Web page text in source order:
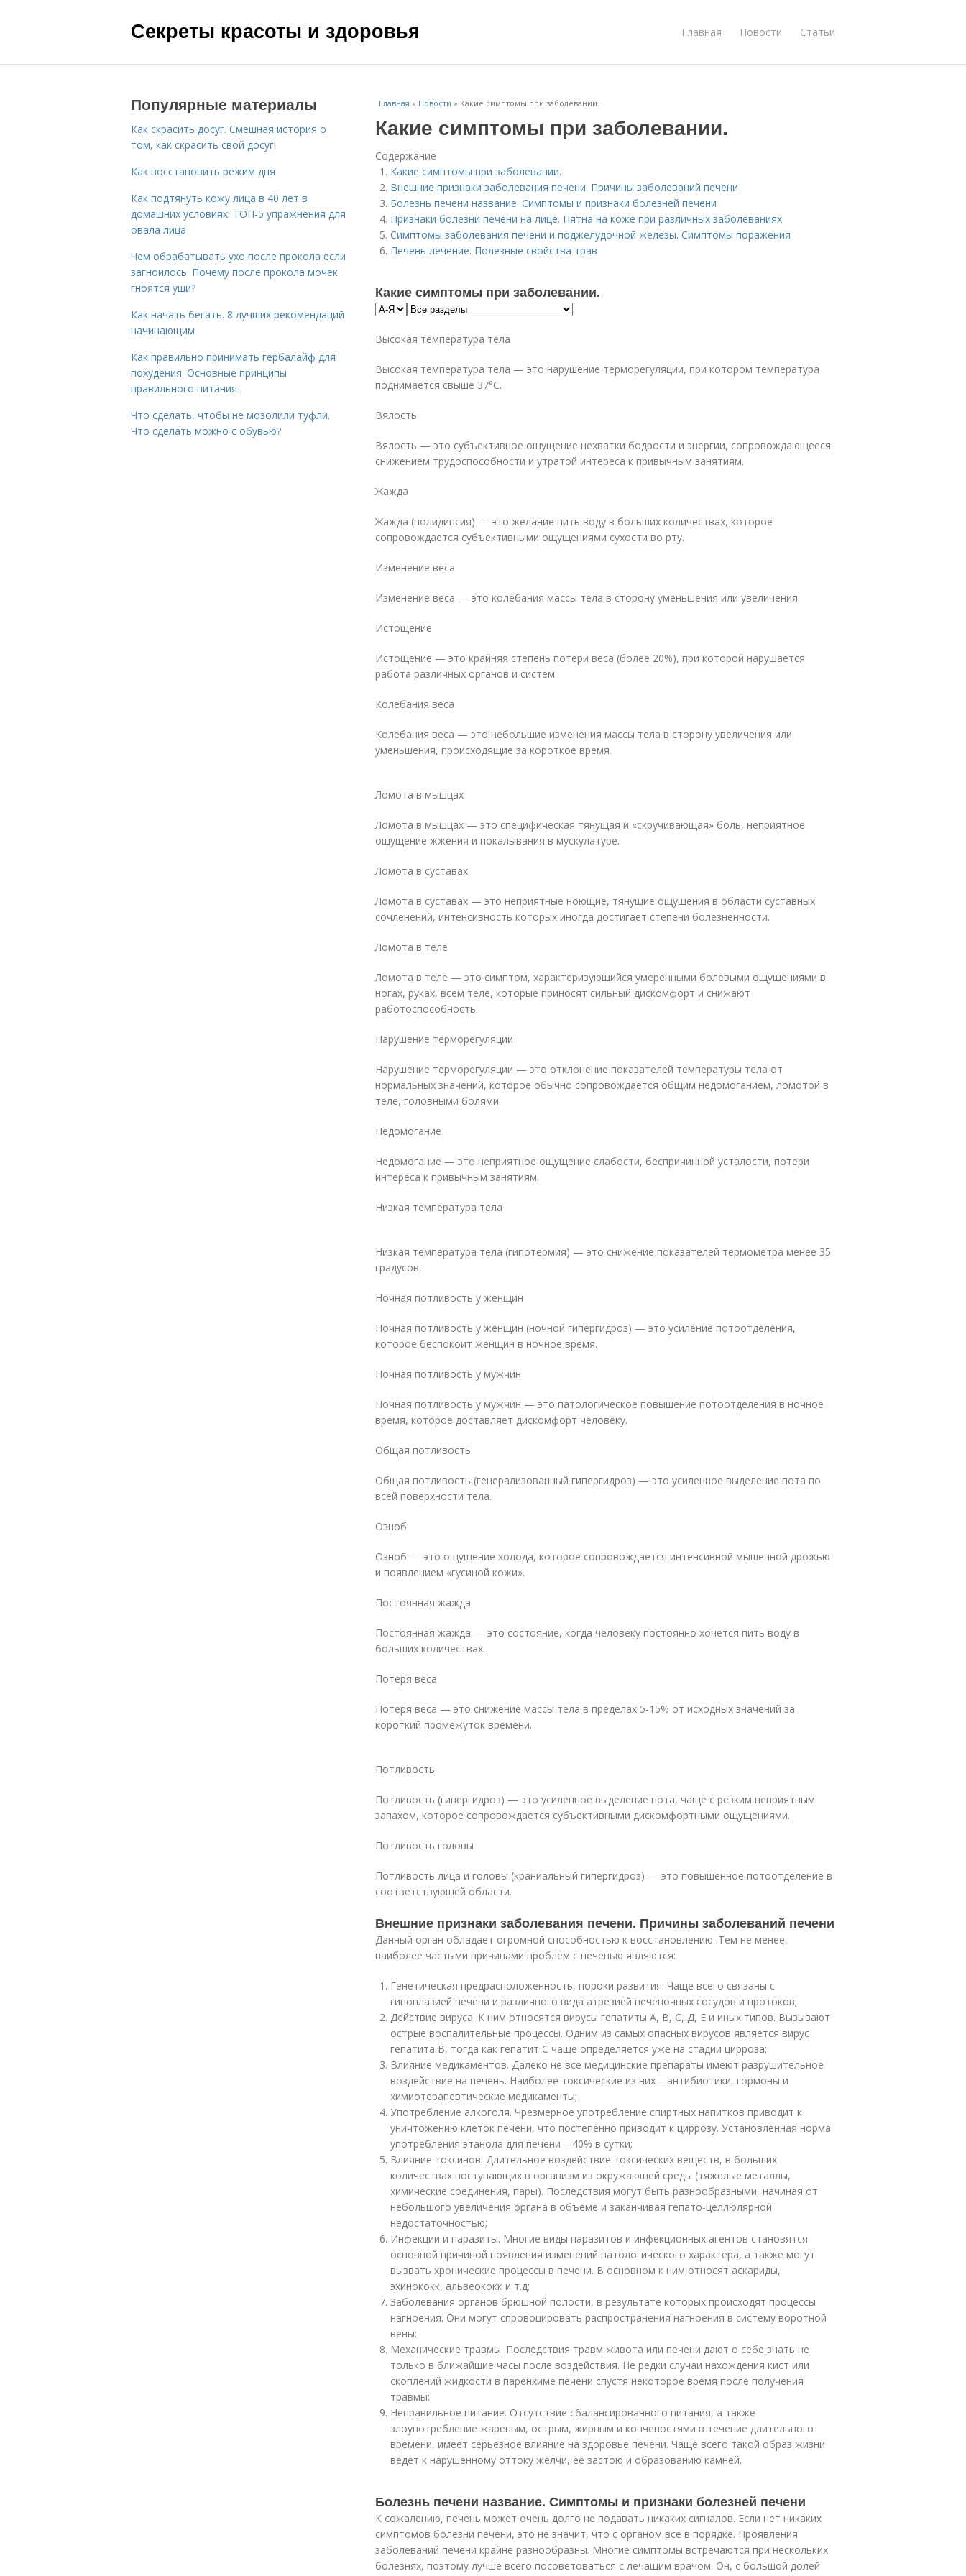
Секреты красоты и здоровья Главная Новости Статьи
Главная » Новости » Какие симптомы при заболевании.
Какие симптомы при заболевании.
Содержание
Какие симптомы при заболевании.
Внешние признаки заболевания печени. Причины заболеваний печени
Болезнь печени название. Симптомы и признаки болезней печени
Признаки болезни печени на лице. Пятна на коже при различных заболеваниях
Симптомы заболевания печени и поджелудочной железы. Симптомы поражения
Печень лечение. Полезные свойства трав
Какие симптомы при заболевании.
Высокая температура тела
Высокая температура тела — это нарушение терморегуляции, при котором температура
поднимается свыше 37°C.
Вялость
Вялость — это субъективное ощущение нехватки бодрости и энергии, сопровождающееся
снижением трудоспособности и утратой интереса к привычным занятиям.
Жажда
Жажда (полидипсия) — это желание пить воду в больших количествах, которое
сопровождается субъективными ощущениями сухости во рту.
Изменение веса
Изменение веса — это колебания массы тела в сторону уменьшения или увеличения.
Истощение
Истощение — это крайняя степень потери веса (более 20%), при которой нарушается
работа различных органов и систем.
Колебания веса
Колебания веса — это небольшие изменения массы тела в сторону увеличения или
уменьшения, происходящие за короткое время.
Ломота в мышцах
Ломота в мышцах — это специфическая тянущая и «скручивающая» боль, неприятное
ощущение жжения и покалывания в мускулатуре.
Ломота в суставах
Ломота в суставах — это неприятные ноющие, тянущие ощущения в области суставных
сочленений, интенсивность которых иногда достигает степени болезненности.
Ломота в теле
Ломота в теле — это симптом, характеризующийся умеренными болевыми ощущениями в
ногах, руках, всем теле, которые приносят сильный дискомфорт и снижают
работоспособность.
Нарушение терморегуляции
Нарушение терморегуляции — это отклонение показателей температуры тела от
нормальных значений, которое обычно сопровождается общим недомоганием, ломотой в
теле, головными болями.
Недомогание
Недомогание — это неприятное ощущение слабости, беспричинной усталости, потери
интереса к привычным занятиям.
Низкая температура тела
Низкая температура тела (гипотермия) — это снижение показателей термометра менее 35
градусов.
Ночная потливость у женщин
Ночная потливость у женщин (ночной гипергидроз) — это усиление потоотделения,
которое беспокоит женщин в ночное время.
Ночная потливость у мужчин
Ночная потливость у мужчин — это патологическое повышение потоотделения в ночное
время, которое доставляет дискомфорт человеку.
Общая потливость
Общая потливость (генерализованный гипергидроз) — это усиленное выделение пота по
всей поверхности тела.
Озноб
Озноб — это ощущение холода, которое сопровождается интенсивной мышечной дрожью
и появлением «гусиной кожи».
Постоянная жажда
Постоянная жажда — это состояние, когда человеку постоянно хочется пить воду в
больших количествах.
Потеря веса
Потеря веса — это снижение массы тела в пределах 5-15% от исходных значений за
короткий промежуток времени.
Потливость
Потливость (гипергидроз) — это усиленное выделение пота, чаще с резким неприятным
запахом, которое сопровождается субъективными дискомфортными ощущениями.
Потливость головы
Потливость лица и головы (краниальный гипергидроз) — это повышенное потоотделение в
соответствующей области.
Внешние признаки заболевания печени. Причины заболеваний печени
Данный орган обладает огромной способностью к восстановлению. Тем не менее,
наиболее частыми причинами проблем с печенью являются:
Генетическая предрасположенность, пороки развития. Чаще всего связаны с
гипоплазией печени и различного вида атрезией печеночных сосудов и протоков;
Действие вируса. К ним относятся вирусы гепатиты А, В, С, Д, Е и иных типов. Вызывают
острые воспалительные процессы. Одним из самых опасных вирусов является вирус
гепатита В, тогда как гепатит С чаще определяется уже на стадии цирроза;
Влияние медикаментов. Далеко не все медицинские препараты имеют разрушительное
воздействие на печень. Наиболее токсические из них – антибиотики, гормоны и
химиотерапевтические медикаменты;
Употребление алкоголя. Чрезмерное употребление спиртных напитков приводит к
уничтожению клеток печени, что постепенно приводит к циррозу. Установленная норма
употребления этанола для печени – 40% в сутки;
Влияние токсинов. Длительное воздействие токсических веществ, в больших
количествах поступающих в организм из окружающей среды (тяжелые металлы,
химические соединения, пары). Последствия могут быть разнообразными, начиная от
небольшого увеличения органа в объеме и заканчивая гепато-целлюлярной
недостаточностью;
Инфекции и паразиты. Многие виды паразитов и инфекционных агентов становятся
основной причиной появления изменений патологического характера, а также могут
вызвать хронические процессы в печени. В основном к ним относят аскариды,
эхинококк, альвеококк и т.д;
Заболевания органов брюшной полости, в результате которых происходят процессы
нагноения. Они могут спровоцировать распространения нагноения в систему воротной
вены;
Механические травмы. Последствия травм живота или печени дают о себе знать не
только в ближайшие часы после воздействия. Не редки случаи нахождения кист или
скоплений жидкости в паренхиме печени спустя некоторое время после получения
травмы;
Неправильное питание. Отсутствие сбалансированного питания, а также
злоупотребление жареным, острым, жирным и копченостями в течение длительного
времени, имеет серьезное влияние на здоровье печени. Чаще всего такой образ жизни
ведет к нарушенному оттоку желчи, её застою и образованию камней.
Болезнь печени название. Симптомы и признаки болезней печени
К сожалению, печень может очень долго не подавать никаких сигналов. Если нет никаких
симптомов болезни печени, это не значит, что с органом все в порядке. Проявления
заболеваний печени крайне разнообразны. Многие симптомы встречаются при нескольких
болезнях, поэтому лучше всего посоветоваться с лечащим врачом. Он, с большой долей
Популярные материалы
Как скрасить досуг. Смешная история о
том, как скрасить свой досуг!
Как восстановить режим дня
Как подтянуть кожу лица в 40 лет в
домашних условиях. ТОП-5 упражнения для
овала лица
Чем обрабатывать ухо после прокола если
загноилось. Почему после прокола мочек
гноятся уши?
Как начать бегать. 8 лучших рекомендаций
начинающим
Как правильно принимать гербалайф для
похудения. Основные принципы
правильного питания
Что сделать, чтобы не мозолили туфли.
Что сделать можно с обувью?